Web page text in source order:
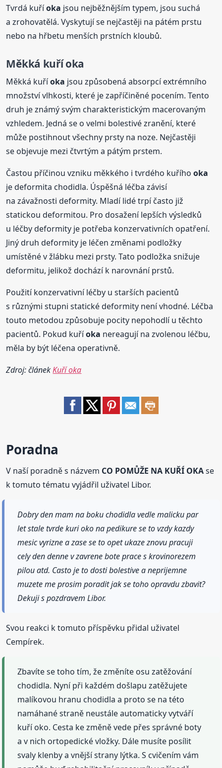
Tvrdá kuříoka jsou nejběžnějším typem, jsou suchá
a zrohovatělá. Vyskytují se nejčastěji na pátém prstu
nebo na hřbetu menších prstních kloubů.
Měkká kuříoka
Měkká kuříoka jsou způsobená absorpcí extrémního
množství vlhkosti, které je zapříčiněné pocením. Tento
druh je známý svým charakteristickým macerovaným
vzhledem. Jedná se o velmi bolestivé zranění, které
může postihnout všechny prsty na noze. Nejčastěji
se objevuje mezi čtvrtým a pátým prstem.
Častou příčinou vzniku měkkého i tvrdého kuříhooka
je deformita chodidla. Úspěšná léčba závisí
na závažnosti deformity. Mladí lidé trpí často již
statickou deformitou. Pro dosažení lepších výsledků
u léčby deformity je potřeba konzervativních opatření.
Jiný druh deformity je léčen změnami podložky
umístěné v žlábku mezi prsty. Tato podložka snižuje
deformitu, jelikož dochází k narovnání prstů.
Použití konzervativní léčby u starších pacientů
s různými stupni statické deformity není vhodné. Léčba
touto metodou způsobuje pocity nepohodlí u těchto
pacientů. Pokud kuříoka nereagují na zvolenou léčbu,
měla by být léčena operativně.
Zdroj: článekKuří oka
Poradna
V naší poradně s názvem CO POMŮŽE NA KUŘÍ OKAse
k tomuto tématu vyjádřil uživatel Libor.
Dobry den mam na boku chodidla vedle malicku par
let stale tvrde kuri oko na pedikure se to vzdy kazdy
mesic vyrizne a zase se to opet ukaze znovu pracuji
cely den denne v zavrene bote prace s krovinorezem
pilou atd. Casto je to dosti bolestive a neprijemne
muzete me prosim poradit jak se toho opravdu zbavit?
Dekuji s pozdravem Libor.
Svou reakci k tomuto příspěvku přidal uživatel
Cempírek.
Zbavíte se toho tím, že změníte osu zatěžování
chodidla. Nyní při každém došlapu zatěžujete
malíkovou hranu chodidla a proto se na této
namáhané straně neustále automaticky vytváří
kuří oko. Cesta ke změně vede přes správné boty
a v nich ortopedické vložky. Dále musíte posílit
svaly klenby a vnější strany lýtka. S cvičením vám